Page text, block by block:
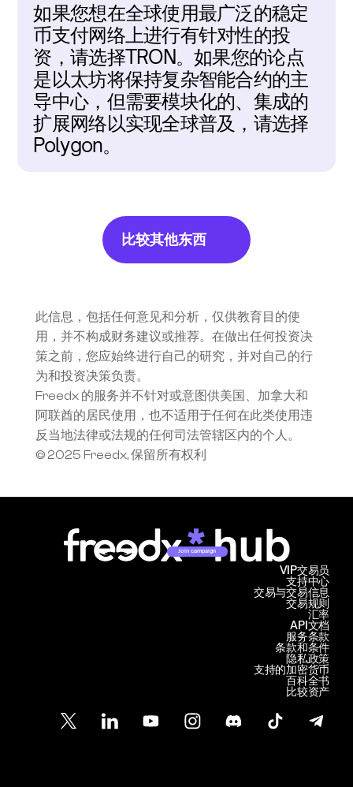
如果您想在全球使用最广泛的稳定
币支付网络上进行有针对性的投
资，请选择TRON。如果您的论点
是以太坊将保持复杂智能合约的主
导中心，但需要模块化的、集成的
扩展网络以实现全球普及，请选择
Polygon。
比较其他东西
此信息，包括任何意见和分析，仅供教育目的使
用，并不构成财务建议或推荐。在做出任何投资决
策之前，您应始终进行自己的研究，并对自己的行
为和投资决策负责。
Freedx 的服务并不针对或意图供美国、加拿大和
阿联酋的居民使用，也不适用于任何在此类使用违
反当地法律或法规的任何司法管辖区内的个人。
© 2025 Freedx, 保留所有权利
Join campaign
支持中心
交易与交易信息
VIP交易员
交易规则
汇率
API文档
服务条款
条款和条件
隐私政策
支持的加密货币
百科全书
比较资产